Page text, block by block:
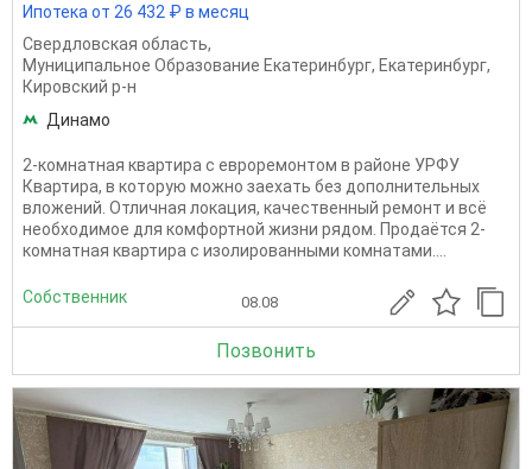
Ипотека от 26 432 ₽ в месяц
Свердловская область,
Муниципальное Образование Екатеринбург, Екатеринбург,
Кировский р-н
Динамо
2-комнатная квартира с евроремонтом в районе УРФУ
Квартира, в которую можно заехать без дополнительных
вложений. Отличная локация, качественный ремонт и всё
необходимое для комфортной жизни рядом. Продаётся 2-
комнатная квартира с изолированными комнатами....
Собственник 08.08
Позвонить